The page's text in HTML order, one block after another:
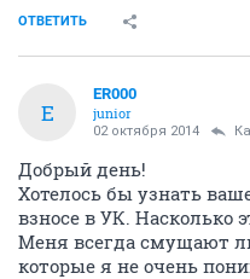
ОТВЕТИТЬ
E
ER000
junior
02 октября 2014
Добрый день!
Хотелось бы узнать
взносе в УК. Насколько
Меня всегда смущают
которые я не очень